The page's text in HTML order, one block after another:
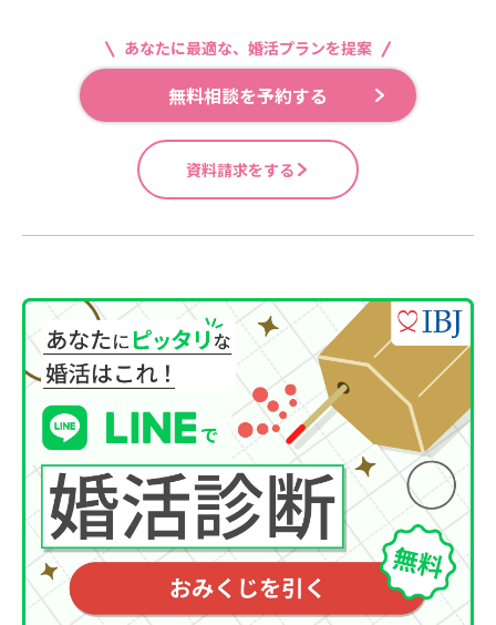
あなたに最適な、婚活プランを提案
無料相談を予約する
資料請求をする